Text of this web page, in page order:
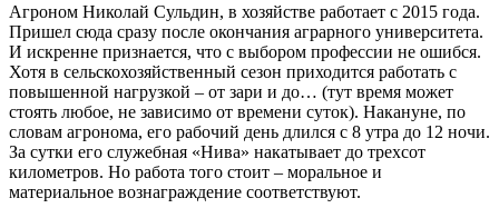
Агроном Николай Сульдин, в хозяйстве работает с 2015 года.
Пришел сюда сразу после окончания аграрного университета.
И искренне признается, что с выбором профессии не ошибся.
Хотя в сельскохозяйственный сезон приходится работать с
повышенной нагрузкой – от зари и до… (тут время может
стоять любое, не зависимо от времени суток). Накануне, по
словам агронома, его рабочий день длился с 8 утра до 12 ночи.
За сутки его служебная «Нива» накатывает до трехсот
километров. Но работа того стоит – моральное и
материальное вознаграждение соответствуют.